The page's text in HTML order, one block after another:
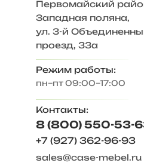
— Конструкция
— Функциональные
Упаковка и доставка.
Товар поставляется
Перед тем, как
дополнительно
При оформлении
срок 4-10 дней для
Работа с браком.
Качественная
Первомайский
Западная поляна,
ул. 3-й
проезд, 33а
Режим работы:
пн–пт 09:00–17:00
Контакты:
8 (800) 550-53-
+7 (927) 362-96-93
sales@case-mebel.ru